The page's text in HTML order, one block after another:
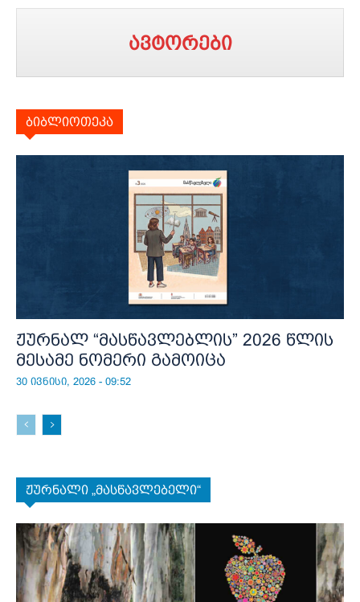
ავტორები
ბიბლიოთეკა
ჟურნალ “მასწავლებლის” 2026 წლის
მესამე ნომერი გამოიცა
30 ივნისი, 2026 - 09:52
ჟურნალი „მასწავლებელი“